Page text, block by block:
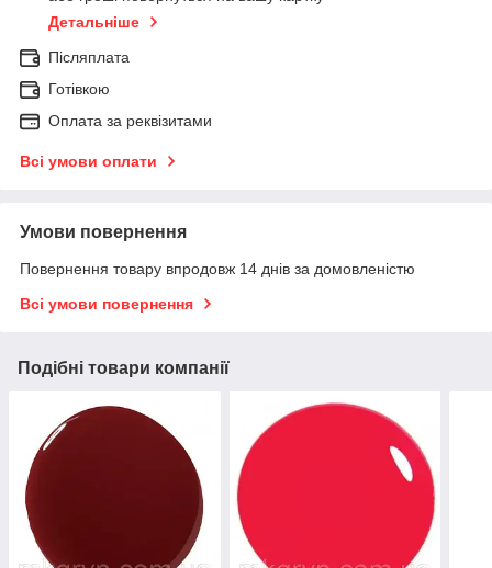
Детальніше
Післяплата
Готівкою
Оплата за реквізитами
Всі умови оплати
Умови повернення
Повернення товару впродовж 14 днів за домовленістю
Всі умови повернення
Подібні товари компанії